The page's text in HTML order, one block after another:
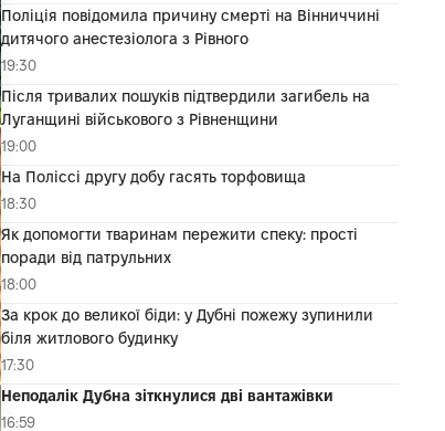
Поліція повідомила причину смерті на Вінниччині
дитячого анестезіолога з Рівного
19:30
Після тривалих пошуків підтвердили загибель на
Луганщині військового з Рівненщини
19:00
На Поліссі другу добу гасять торфовища
18:30
Як допомогти тваринам пережити спеку: прості
поради від патрульних
18:00
За крок до великої біди: у Дубні пожежу зупинили
біля житлового будинку
17:30
Неподалік Дубна зіткнулися дві вантажівки
16:59